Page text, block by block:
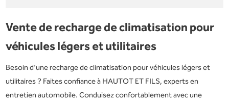
Vente de recharge de climatisation pour
véhicules légers et utilitaires
Besoin d’une recharge de climatisation pour véhicules légers et
utilitaires ? Faites confiance à HAUTOT ET FILS, experts en
entretien automobile. Conduisez confortablement avec une